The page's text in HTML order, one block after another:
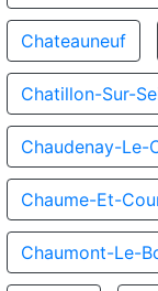
Chateauneuf
Chatillon-Sur-
Chaudenay-Le-
Chaume-Et-
Chaumont-Le-